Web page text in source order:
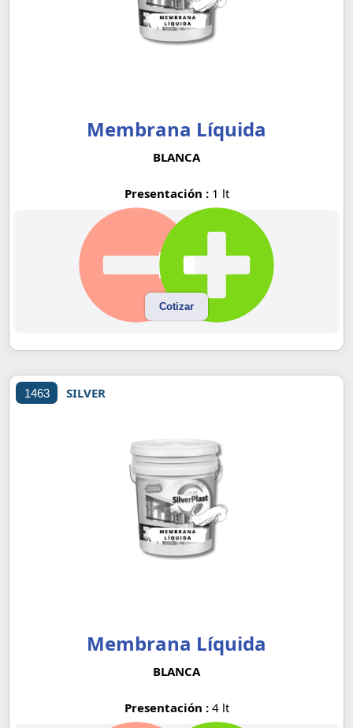
Membrana Líquida
BLANCA
Presentación : 1 lt
Cotizar
Membrana Líquida
BLANCA
Presentación : 4 lt
1463 SILVER